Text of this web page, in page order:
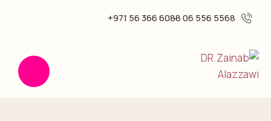
5568 556 06 -
6088 366 56 971+